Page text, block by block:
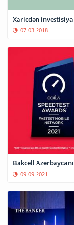
Xaricdən
07-03-2018
Bakcell
09-09-2021